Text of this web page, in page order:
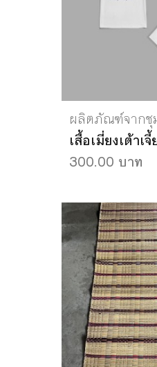
ผลิตภัณฑ์จากชุ
เสื้อเมี่ยงเต้าเจี้
300.00 บาท